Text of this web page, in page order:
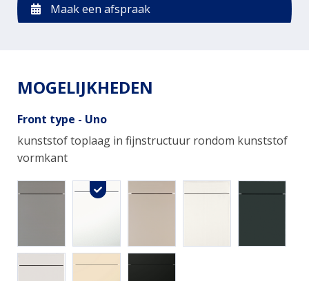
Maak een afspraak
MOGELIJKHEDEN
Front type - Uno
kunststof toplaag in fijnstructuur rondom kunststof
vormkant